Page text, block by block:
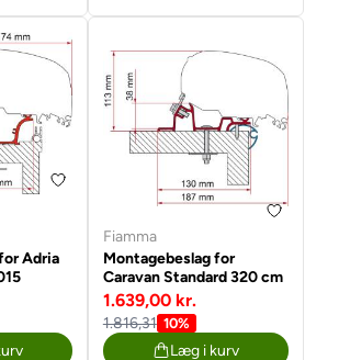
Adria
Fiamma
Montagebeslag for
Caravan Standard 320 cm
1.639,00 kr.
1.816,31 10%
Læg i kurv